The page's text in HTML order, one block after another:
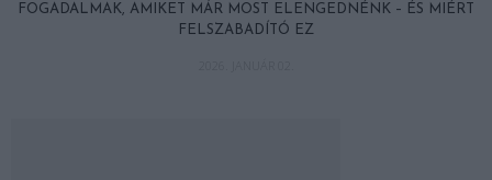
FOGADALMAK, AMIKET MÁR MOST ELENGEDNÉNK – ÉS MIÉRT
FELSZABADÍTÓ EZ